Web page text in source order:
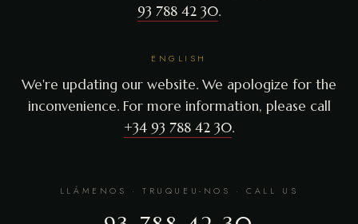
93 788 42 30.
ENGLISH
We're updating our website. We apologize for the
inconvenience. For more information, please call
+34 93 788 42 30.
LLÁMENOS · TRUQUEU-NOS · CALL US